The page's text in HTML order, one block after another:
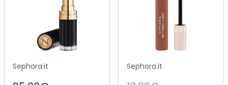
Sephora.it Sephora.it